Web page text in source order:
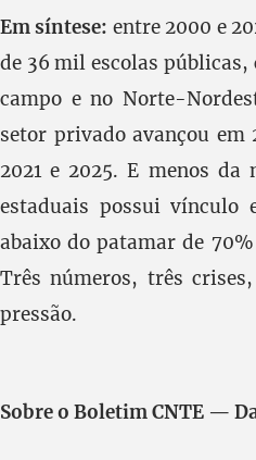
Em síntese: entre 2000 e
de 36 mil escolas
campo e no Norte-
setor privado avançou em
2021 e 2025. E menos da
estaduais possui
abaixo do patamar de
Três números, três
pressão.
Sobre o Boletim CNTE —